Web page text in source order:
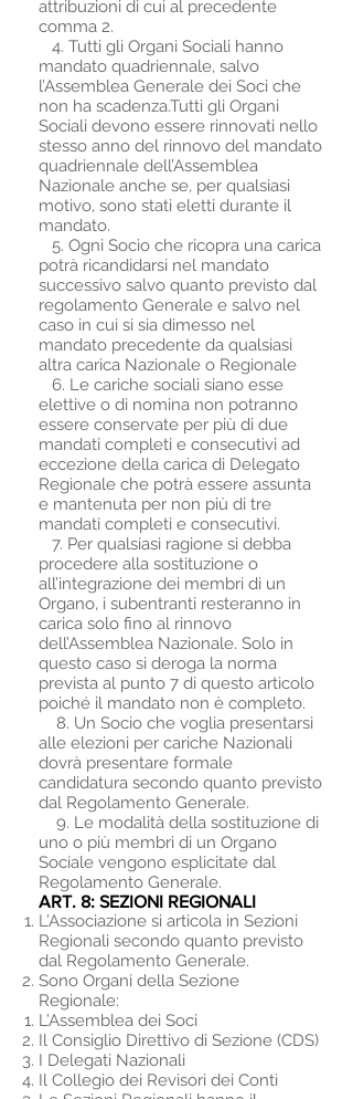
attribuzioni di cui al precedente
comma 2.
4. Tutti gli Organi Sociali hanno
mandato quadriennale, salvo
l’Assemblea Generale dei Soci che
non ha scadenza.Tutti gli Organi
Sociali devono essere rinnovati nello
stesso anno del rinnovo del mandato
quadriennale dell’Assemblea
Nazionale anche se, per qualsiasi
motivo, sono stati eletti durante il
mandato.
5. Ogni Socio che ricopra una carica
potrà ricandidarsi nel mandato
successivo salvo quanto previsto dal
regolamento Generale e salvo nel
caso in cui si sia dimesso nel
mandato precedente da qualsiasi
altra carica Nazionale o Regionale
6. Le cariche sociali siano esse
elettive o di nomina non potranno
essere conservate per più di due
mandati completi e consecutivi ad
eccezione della carica di Delegato
Regionale che potrà essere assunta
e mantenuta per non più di tre
mandati completi e consecutivi.
7. Per qualsiasi ragione si debba
procedere alla sostituzione o
all’integrazione dei membri di un
Organo, i subentranti resteranno in
carica solo fino al rinnovo
dell’Assemblea Nazionale. Solo in
questo caso si deroga la norma
prevista al punto 7 di questo articolo
poiché il mandato non è completo.
8. Un Socio che voglia presentarsi
alle elezioni per cariche Nazionali
dovrà presentare formale
candidatura secondo quanto previsto
dal Regolamento Generale.
9. Le modalità della sostituzione di
uno o più membri di un Organo
Sociale vengono esplicitate dal
Regolamento Generale.
ART. 8: SEZIONI REGIONALI
L’Associazione si articola in Sezioni
Regionali secondo quanto previsto
dal Regolamento Generale.
Sono Organi della Sezione
Regionale:
L’Assemblea dei Soci
Il Consiglio Direttivo di Sezione (CDS)
I Delegati Nazionali
Il Collegio dei Revisori dei Conti